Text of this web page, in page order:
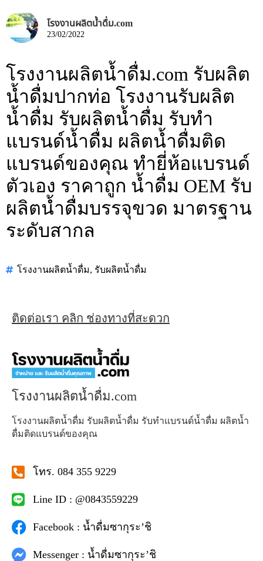
โรงงานผลิตน้ำดื่ม.com
23/02/2022
โรงงานผลิตน้ำดื่ม.com รับผลิต
น้ำดื่มปากท่อ โรงงานรับผลิต
น้ำดื่ม รับผลิตน้ำดื่ม รับทำ
แบรนด์น้ำดื่ม ผลิตน้ำดื่มติด
แบรนด์ของคุณ ทำยี่ห้อแบรนด์
ตัวเอง ราคาถูก น้ำดื่ม OEM รับ
ผลิตน้ำดื่มบรรจุขวด มาตรฐาน
ระดับสากล
โรงงานผลิตน้ำดื่ม, รับผลิตน้ำดื่ม
ติดต่อเรา คลิก ช่องทางที่สะดวก
โรงงานผลิตน้ำดื่ม.com
โรงงานผลิตน้ำดื่ม รับผลิตน้ำดื่ม รับทำแบรนด์น้ำดื่ม ผลิตน้ำ
ดื่มติดแบรนด์ของคุณ
โทร. 084 355 9229
Line ID : @0843559229
Facebook : น้ำดื่มซากุระ’ชิ
Messenger : น้ำดื่มซากุระ’ชิ